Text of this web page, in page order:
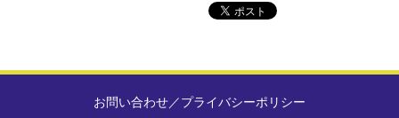
お問い合わせ／プライバシーポリシー